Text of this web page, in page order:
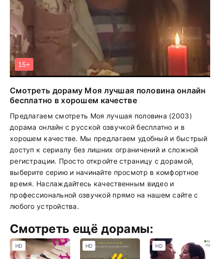
Смотреть дораму Моя лучшая половина онлайн
бесплатно в хорошем качестве
Предлагаем смотреть Моя лучшая половина (2003)
дорама онлайн с русской озвучкой бесплатно и в
хорошем качестве. Мы предлагаем удобный и быстрый
доступ к сериалу без лишних ограничений и сложной
регистрации. Просто откройте страницу с дорамой,
выберите серию и начинайте просмотр в комфортное
время. Наслаждайтесь качественным видео и
профессиональной озвучкой прямо на нашем сайте с
любого устройства.
Смотреть ещё дорамы:
HD HD HD